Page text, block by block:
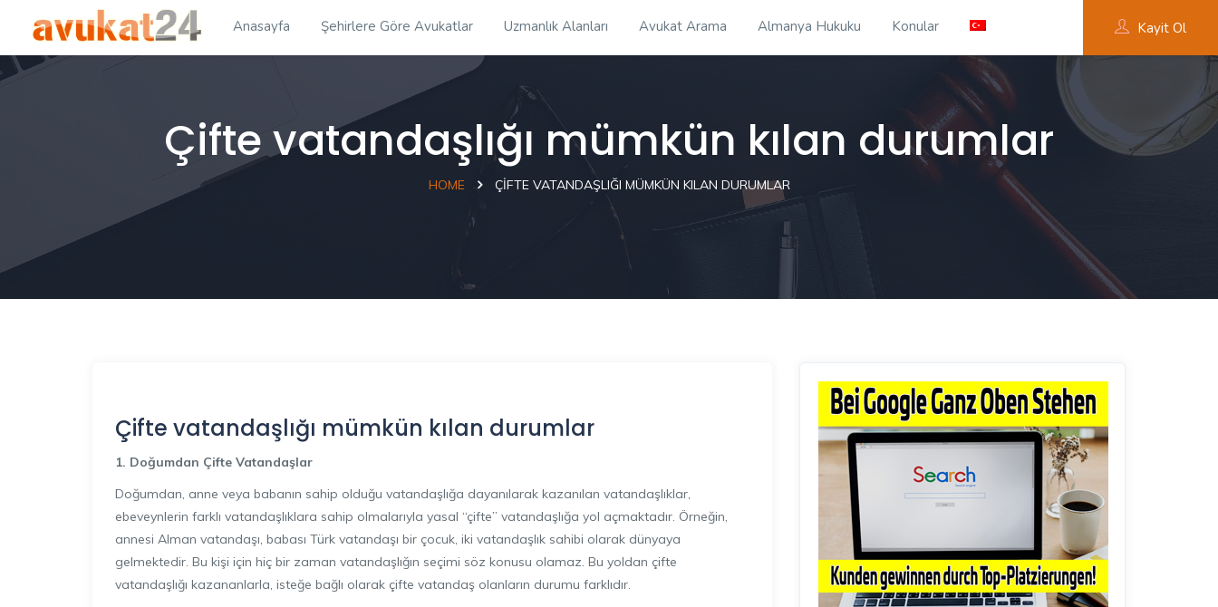
Anasayfa Şehirlere Göre Avukatlar Uzmanlık Alanları Avukat Arama Almanya Hukuku Konular Kayit Ol
Çifte vatandaşlığı mümkün kılan durumlar
HOME ÇIFTE VATANDAŞLIĞI MÜMKÜN KILAN DURUMLAR
Çifte vatandaşlığı mümkün kılan durumlar
1. Doğumdan Çifte Vatandaşlar
Doğumdan, anne veya babanın sahip olduğu vatandaşlığa dayanılarak kazanılan vatandaşlıklar,
ebeveynlerin farklı vatandaşlıklara sahip olmalarıyla yasal “çifte” vatandaşlığa yol açmaktadır. Örneğin,
annesi Alman vatandaşı, babası Türk vatandaşı bir çocuk, iki vatandaşlık sahibi olarak dünyaya
gelmektedir. Bu kişi için hiç bir zaman vatandaşlığın seçimi söz konusu olamaz. Bu yoldan çifte
vatandaşlığı kazananlarla, isteğe bağlı olarak çifte vatandaş olanların durumu farklıdır.